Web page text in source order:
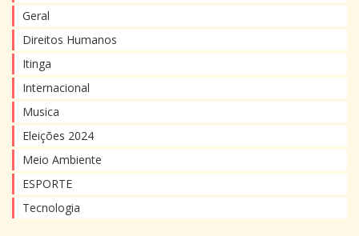
Geral
Direitos Humanos
Itinga
Internacional
Musica
Eleições 2024
Meio Ambiente
ESPORTE
Tecnologia